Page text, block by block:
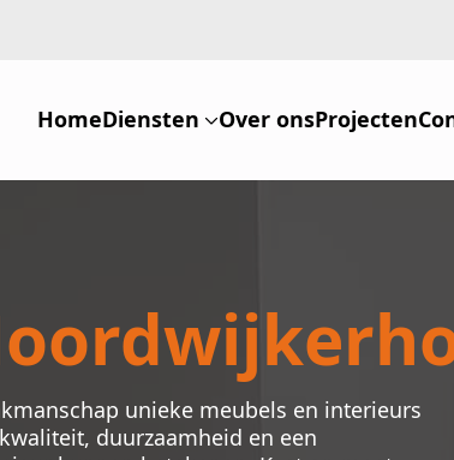
HomeDiensten Over onsProjecten
unieke meubels en interieurs
duurzaamheid en een